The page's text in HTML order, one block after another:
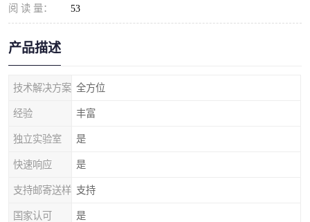
阅 读 量： 53
产品描述
技术解决方案 全方位
经验 丰富
独立实验室 是
快速响应 是
支持邮寄送样 支持
国家认可 是